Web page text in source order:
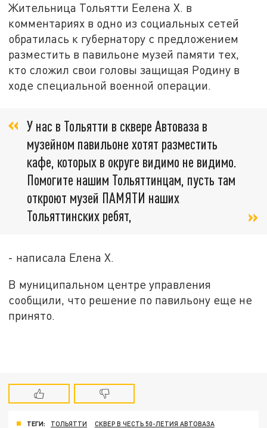
Жительница Тольятти Еелена Х. в
комментариях в одно из социальных сетей
обратилась к губернатору с предложением
разместить в павильоне музей памяти тех,
кто сложил свои головы защищая Родину в
ходе специальной военной операции.
У нас в Тольятти в сквере Автоваза в
музейном павильоне хотят разместить
кафе, которых в округе видимо не видимо.
Помогите нашим Тольяттинцам, пусть там
откроют музей ПАМЯТИ наших
Тольяттинских ребят,
- написала Елена Х.
В муниципальном центре управления
сообщили, что решение по павильону еще не
принято.
ТЕГИ: ТОЛЬЯТТИ СКВЕР В ЧЕСТЬ 50-ЛЕТИЯ АВТОВАЗА